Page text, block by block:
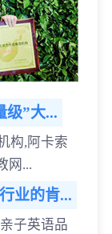
级”大...
构,阿卡索
网...
业的肯...
子英语品